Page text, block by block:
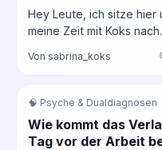
Hey Leute, ich sitze
meine Zeit mit Koks
Von sabrina_koks
🧠 Psyche & Dualdiagnosen
Wie kommt das
Tag vor der Arbeit